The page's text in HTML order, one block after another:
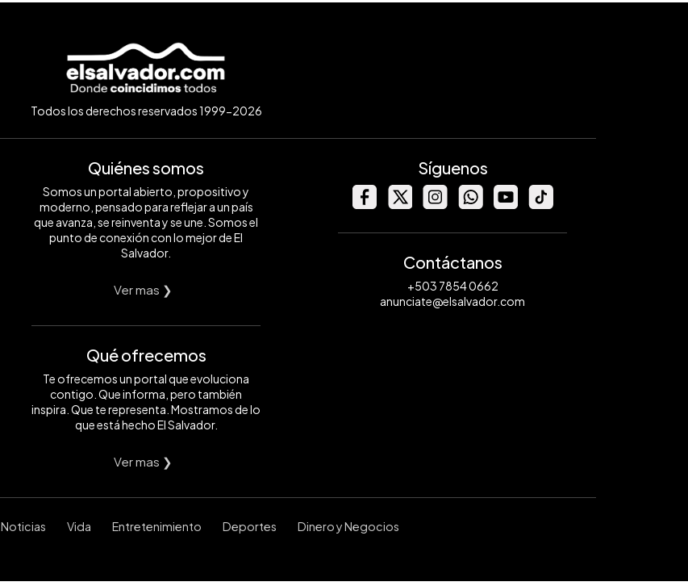
Todos los derechos reservados 1999-2026
Quiénes somos
Somos un portal abierto, propositivo y
moderno, pensado para reflejar a un país
que avanza, se reinventa y se une. Somos el
punto de conexión con lo mejor de El
Salvador.
Ver mas ❯
Qué ofrecemos
Te ofrecemos un portal que evoluciona
contigo. Que informa, pero también
inspira. Que te representa. Mostramos de lo
que está hecho El Salvador.
Ver mas ❯
Síguenos
Contáctanos
+503 7854 0662
anunciate@elsalvador.com
Noticias Vida Entretenimiento Deportes Dinero y Negocios